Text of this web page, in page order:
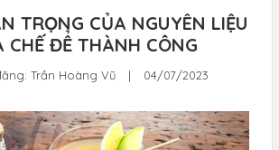
TRỌNG CỦA NGUYÊN LIỆU
CHẾ ĐỂ THÀNH CÔNG
Trần Hoàng Vũ | 04/07/2023